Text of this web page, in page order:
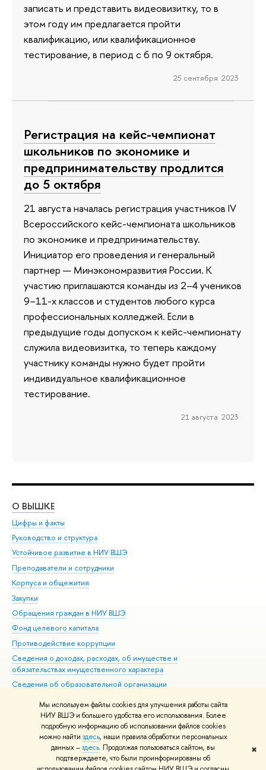
Мы используем файлы cookies для улучшения работы сайта
НИУ ВШЭ и большего удобства его использования. Более
подробную информацию об использовании файлов cookies
можно найти здесь, наши правила обработки персональных
данных –здесь. Продолжая пользоваться сайтом, вы
подтверждаете, что были проинформированы об
✖
записать и представить видеовизитку, то в
этом году им предлагается пройти
квалификацию, или квалификационное
тестирование, в период с 6 по 9 октября.
25 сентября 2023
Регистрация на кейс-чемпионат
школьников по экономике и
предпринимательству продлится
до 5 октября
21 августа началась регистрация участников IV
Всероссийского кейс-чемпионата школьников
по экономике и предпринимательству.
Инициатор его проведения и генеральный
партнер — Минэкономразвития России. К
участию приглашаются команды из 2–4 учеников
9–11-х классов и студентов любого курса
профессиональных колледжей. Если в
предыдущие годы допуском к кейс-чемпионату
служила видеовизитка, то теперь каждому
участнику команды нужно будет пройти
индивидуальное квалификационное
тестирование.
21 августа 2023
О ВЫШКЕ
Цифры и факты
Руководство и структура
Устойчивое развитие в НИУ ВШЭ
Преподаватели и сотрудники
Корпуса и общежития
Закупки
Обращения граждан в НИУ ВШЭ
Фонд целевого капитала
Противодействие коррупции
Сведения о доходах, расходах, об имуществе и
обязательствах имущественного характера
Сведения об образовательной организации
Людям с ограниченными возможностями здоровья
Единая платежная страница
Работа в Вышке